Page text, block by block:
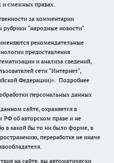
и смежных правах.
за комментарии
рубрики "народные новости".
рекомендательные
предоставления
и анализа сведений,
сети "Интернет",
Федерации)». Подробнее
персональных данных
сайте, охраняется в
РФ об авторском праве и не
в какой бы то ни было форме, в
переработке не иначе
на сайте, вы автоматически